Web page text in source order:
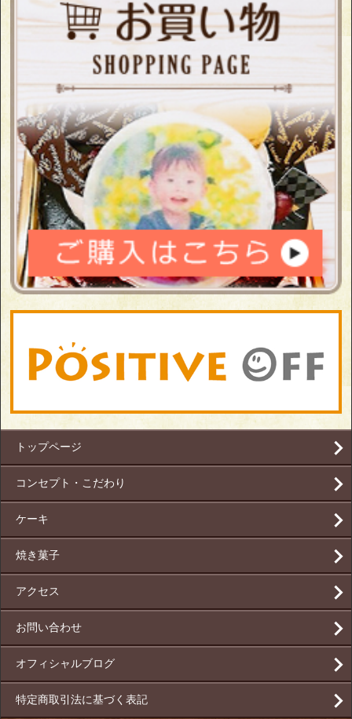
トップページ
コンセプト・こだわり
ケーキ
焼き菓子
アクセス
お問い合わせ
オフィシャルブログ
特定商取引法に基づく表記